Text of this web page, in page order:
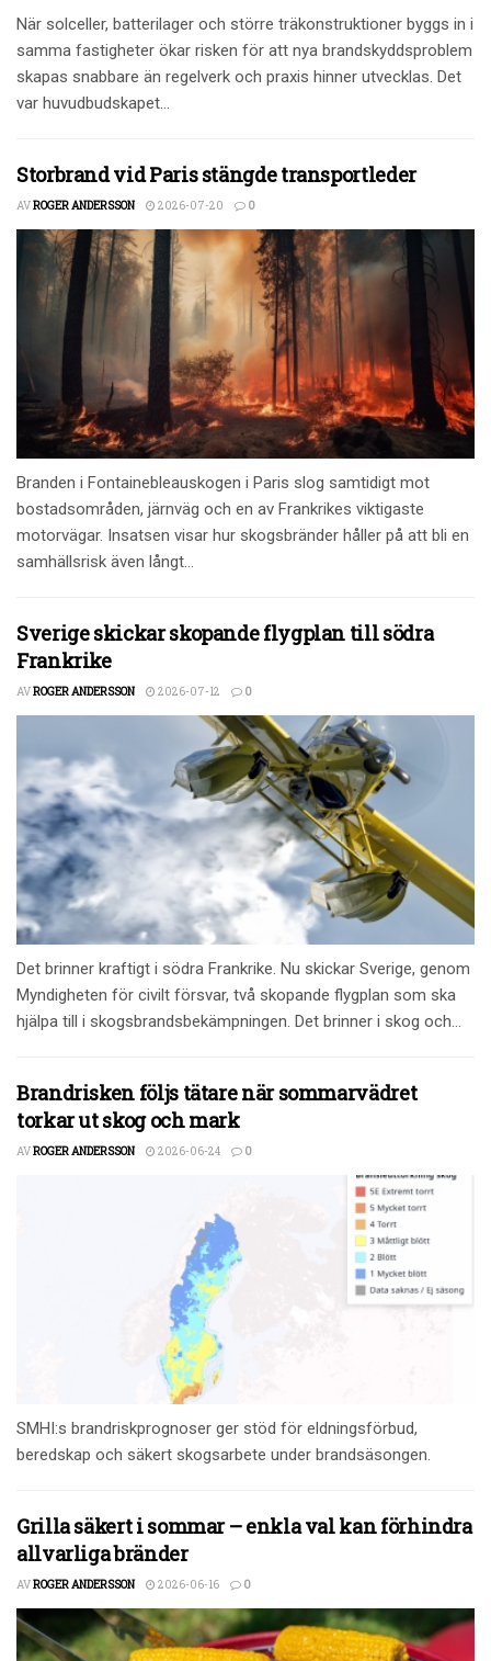
När solceller, batterilager och större träkonstruktioner byggs in i
samma fastigheter ökar risken för att nya brandskyddsproblem
skapas snabbare än regelverk och praxis hinner utvecklas. Det
var huvudbudskapet...
Storbrand vid Paris stängde transportleder
AVROGER ANDERSSON 2026-07-20 0
Branden i Fontainebleauskogen i Paris slog samtidigt mot
bostadsområden, järnväg och en av Frankrikes viktigaste
motorvägar. Insatsen visar hur skogsbränder håller på att bli en
samhällsrisk även långt...
Sverige skickar skopande flygplan till södra
Frankrike
AVROGER ANDERSSON 2026-07-12 0
Det brinner kraftigt i södra Frankrike. Nu skickar Sverige, genom
Myndigheten för civilt försvar, två skopande flygplan som ska
hjälpa till i skogsbrandsbekämpningen. Det brinner i skog och...
Brandrisken följs tätare när sommarvädret
torkar ut skog och mark
AVROGER ANDERSSON 2026-06-24 0
SMHI:s brandriskprognoser ger stöd för eldningsförbud,
beredskap och säkert skogsarbete under brandsäsongen.
Grilla säkert i sommar – enkla val kan förhindra
allvarliga bränder
AVROGER ANDERSSON 2026-06-16 0